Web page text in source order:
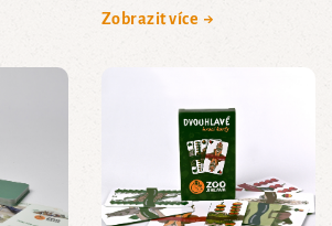
Zobrazit více →